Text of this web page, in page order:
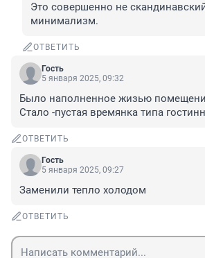
Это совершенно не
минимализм.
ОТВЕТИТЬ
Гость
5 января 2025, 09:32
Было наполненное жизью
Стало -пустая времянка типа
ОТВЕТИТЬ
Гость
5 января 2025, 09:27
Заменили тепло холодом
ОТВЕТИТЬ